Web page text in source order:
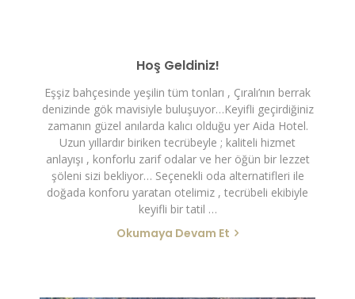
Hoş Geldiniz!
Eşşiz bahçesinde yeşilin tüm tonları , Çıralı’nın berrak
denizinde gök mavisiyle buluşuyor…Keyifli geçirdiğiniz
zamanın güzel anılarda kalıcı olduğu yer Aida Hotel.
Uzun yıllardır biriken tecrübeyle ; kaliteli hizmet
anlayışı , konforlu zarif odalar ve her öğün bir lezzet
şöleni sizi bekliyor… Seçenekli oda alternatifleri ile
doğada konforu yaratan otelimiz , tecrübeli ekibiyle
keyifli bir tatil …
Okumaya Devam Et